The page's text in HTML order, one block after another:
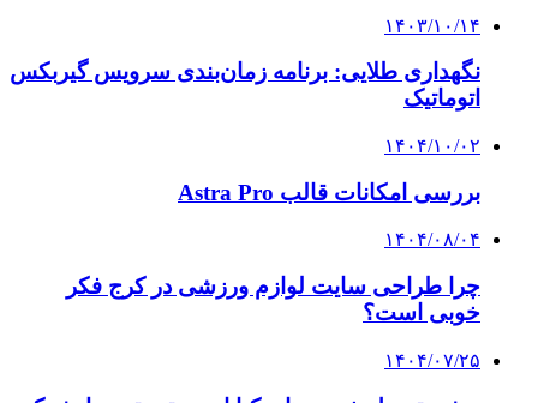
۱۴۰۳/۱۰/۱۴
نگهداری طلایی: برنامه زمان‌بندی سرویس گیربکس
اتوماتیک
۱۴۰۴/۱۰/۰۲
بررسی امکانات قالب Astra Pro
۱۴۰۴/۰۸/۰۴
چرا طراحی سایت لوازم ورزشی در کرج فکر
خوبی است؟
۱۴۰۴/۰۷/۲۵